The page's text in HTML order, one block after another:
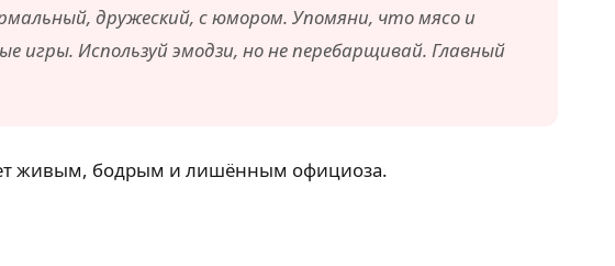
дружеский, с юмором. Упомяни, что мясо и
Используй эмодзи, но не перебарщивай. Главный
живым, бодрым и лишённым официоза.